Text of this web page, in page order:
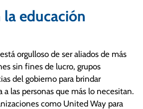
de ayudar a nuestros
a vivir una vida financiera
hablan por sí solos.
educación
orgulloso de ser aliados de más
sin fines de lucro, grupos
del gobierno para brindar
las personas que más lo necesitan.
como United Way para